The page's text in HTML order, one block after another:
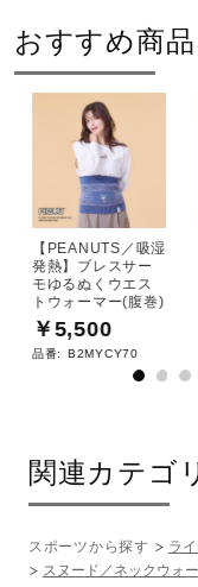
カラー
05：ストーングレー
09：ブラック
60：ローズウッド
素材
アクリル69％、ナイ
タン1％、合成繊維
中国製
発売シーズン
おすすめ商品
【PEANUTS／吸湿
発熱】ブレスサー
モゆるぬくウエス
トウォーマー(腹巻)
￥5,500
品番: B2MYCY70
関連カテゴ
スポーツから探す ラ
スヌード／ネックウォ